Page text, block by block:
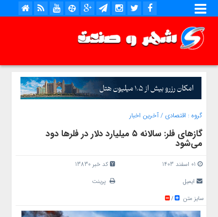
گروه : اقتصادی /آخرین اخبار
گازهای فلر: سالانه ۵ میلیارد دلار در فلرها دود
می‌شود
01 اسفند 1403
کد خبر 13830
ایمیل
پرینت
سایز متن
/